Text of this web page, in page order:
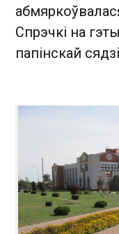
Спрэчкі на
папінскай